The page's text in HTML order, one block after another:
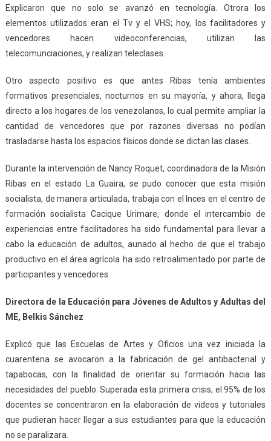
Explicaron que no solo se avanzó en tecnología. Otrora los
elementos utilizados eran el Tv y el VHS; hoy, los facilitadores y
vencedores hacen videoconferencias, utilizan las
telecomunciaciones, y realizan teleclases.
Otro aspecto positivo es que antes Ribas tenía ambientes
formativos presenciales, nocturnos en su mayoría, y ahora, llega
directo a los hogares de los venezolanos, lo cual permite ampliar la
cantidad de vencedores que por razones diversas no podían
trasladarse hasta los espacios físicos donde se dictan las clases.
Durante la intervención de Nancy Roquet, coordinadora de la Misión
Ribas en el estado La Guaira, se pudo conocer que esta misión
socialista, de manera articulada, trabaja con el Inces en el centro de
formación socialista Cacique Urimare, donde el intercambio de
experiencias entre facilitadores ha sido fundamental para llevar a
cabo la educación de adultos, aunado al hecho de que el trabajo
productivo en el área agrícola ha sido retroalimentado por parte de
participantes y vencedores.
Directora de la Educación para Jóvenes de Adultos y Adultas del
ME, Belkis Sánchez
Explicó que las Escuelas de Artes y Oficios una vez iniciada la
cuarentena se avocaron a la fabricación de gel antibacterial y
tapabocas, con la finalidad de orientar su formación hacia las
necesidades del pueblo. Superada esta primera crisis, el 95% de los
docentes se concentraron en la elaboración de videos y tutoriales
que pudieran hacer llegar a sus estudiantes para que la educación
no se paralizara.